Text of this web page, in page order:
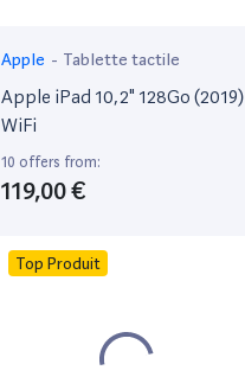
Apple - Tablette tactile
Apple iPad 10,2" 128Go (2019)
WiFi
10 offers from:
119,00 €
Top Produit